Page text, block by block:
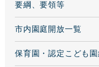
要綱、要領等
市内園庭開放一覧
保育園・認定こども